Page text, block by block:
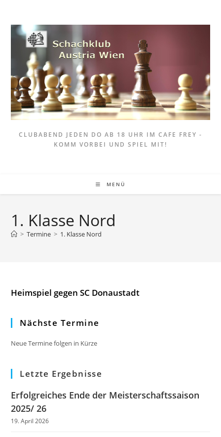
springen
CLUBABEND JEDEN DO AB 18 UHR IM CAFE FREY -
KOMM VORBEI UND SPIEL MIT!
MENÜ
1. Klasse Nord
> Termine > 1. Klasse Nord
Heimspiel gegen SC Donaustadt
Nächste Termine
Neue Termine folgen in Kürze
Letzte Ergebnisse
Erfolgreiches Ende der Meisterschaftssaison
2025/ 26
19. April 2026